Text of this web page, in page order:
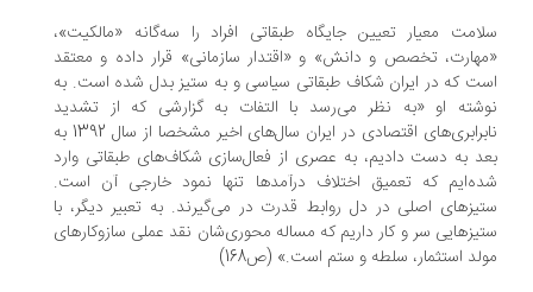
سلامت معیار تعیین جایگاه طبقاتی افراد را سه‌گانه «مالکیت»،
«مهارت، تخصص و دانش» و «اقتدار سازمانی» قرار داده و معتقد
است که در ایران شکاف طبقاتی سیاسی و به ستیز بدل شده است. به
نوشته او «به نظر می‌رسد با التفات به گزارشی که از تشدید
نابرابری‌های اقتصادی در ایران سال‌های اخیر مشخصا از سال 1392 به
بعد به دست دادیم، به عصری از فعال‌سازی شکاف‌های طبقاتی وارد
شده‌ایم که تعمیق اختلاف درآمدها تنها نمود خارجی آن است.
ستیزهای اصلی در دل روابط قدرت در می‌گیرند. به تعبیر دیگر، با
ستیزهایی سر و کار داریم که مساله محوری‌شان نقد عملی سازوکارهای
مولد استثمار، سلطه و ستم است.» (ص168)